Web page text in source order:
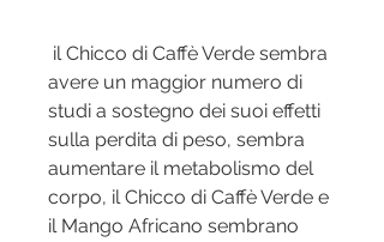
avere un maggior numero di
studi a sostegno dei suoi effetti
sulla perdita di peso, sembra
aumentare il metabolismo del
corpo, il Chicco di Caffè Verde e
il Mango Africano sembrano